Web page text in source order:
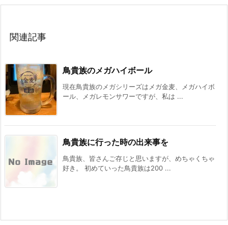
関連記事
鳥貴族のメガハイボール
現在鳥貴族のメガシリーズはメガ金麦、メガハイボ
ール、メガレモンサワーですが、私は ...
鳥貴族に行った時の出来事を
鳥貴族、皆さんご存じと思いますが、めちゃくちゃ
好き。 初めていった鳥貴族は200 ...